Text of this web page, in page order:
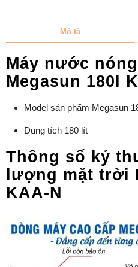
Mô tả
Máy nước
Megasun 180l
Model sản phẩm Megasun
Dung tích 180 lít
Thông số kỷ
lượng mặt trời
KAA-N